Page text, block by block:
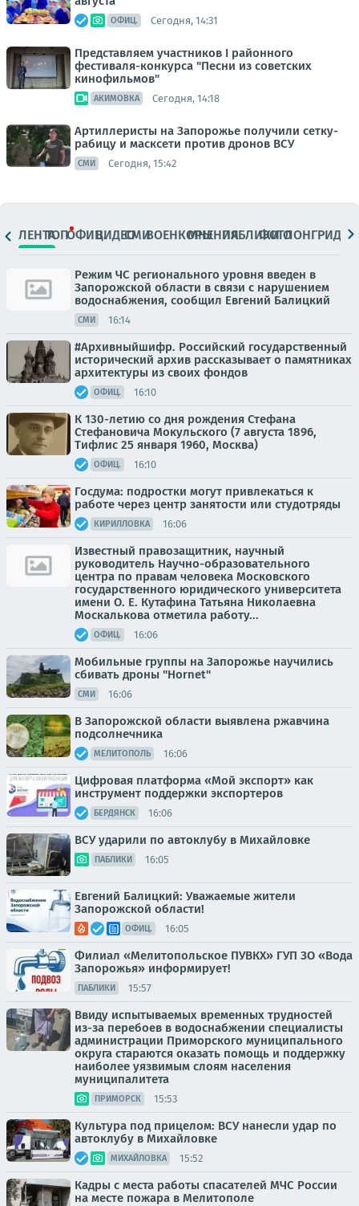
ОФИЦ. Сегодня, 14:31
Представляем участников I районного
фестиваля-конкурса "Песни из советских
кинофильмов"
АКИМОВКА Сегодня, 14:18
Артиллеристы на Запорожье получили сетку-
рабицу и масксети против дронов ВСУ
СМИ Сегодня, 15:42
ЛЕНТАТОПОФИЦ.ВИДЕОСМИВОЕНКОРЫМНЕНИЯПАБЛИКИ
ФОТОЛОНГРИДЫ
Режим ЧС регионального уровня введен в
Запорожской области в связи с нарушением
водоснабжения, сообщил Евгений Балицкий
СМИ 16:14
#Архивныйшифр. Российский государственный
исторический архив рассказывает о памятниках
архитектуры из своих фондов
ОФИЦ. 16:10
К 130-летию со дня рождения Стефана
Стефановича Мокульского (7 августа 1896,
Тифлис 25 января 1960, Москва)
ОФИЦ. 16:10
Госдума: подростки могут привлекаться к
работе через центр занятости или студотряды
КИРИЛЛОВКА 16:06
Известный правозащитник, научный
руководитель Научно-образовательного
центра по правам человека Московского
государственного юридического университета
имени О. Е. Кутафина Татьяна Николаевна
Москалькова отметила работу...
ОФИЦ. 16:06
Мобильные группы на Запорожье научились
сбивать дроны "Hornet"
СМИ 16:06
В Запорожской области выявлена ржавчина
подсолнечника
МЕЛИТОПОЛЬ 16:06
Цифровая платформа «Мой экспорт» как
инструмент поддержки экспортеров
БЕРДЯНСК 16:06
ВСУ ударили по автоклубу в Михайловке
ПАБЛИКИ 16:05
Евгений Балицкий: Уважаемые жители
Запорожской области!
ОФИЦ. 16:05
Филиал «Мелитопольское ПУВКХ» ГУП ЗО «Вода
Запорожья» информирует!
ПАБЛИКИ 15:57
Ввиду испытываемых временных трудностей
из-за перебоев в водоснабжении специалисты
администрации Приморского муниципального
округа стараются оказать помощь и поддержку
наиболее уязвимым слоям населения
муниципалитета
ПРИМОРСК 15:53
Культура под прицелом: ВСУ нанесли удар по
автоклубу в Михайловке
МИХАЙЛОВКА 15:52
Кадры с места работы спасателей МЧС России
на месте пожара в Мелитополе